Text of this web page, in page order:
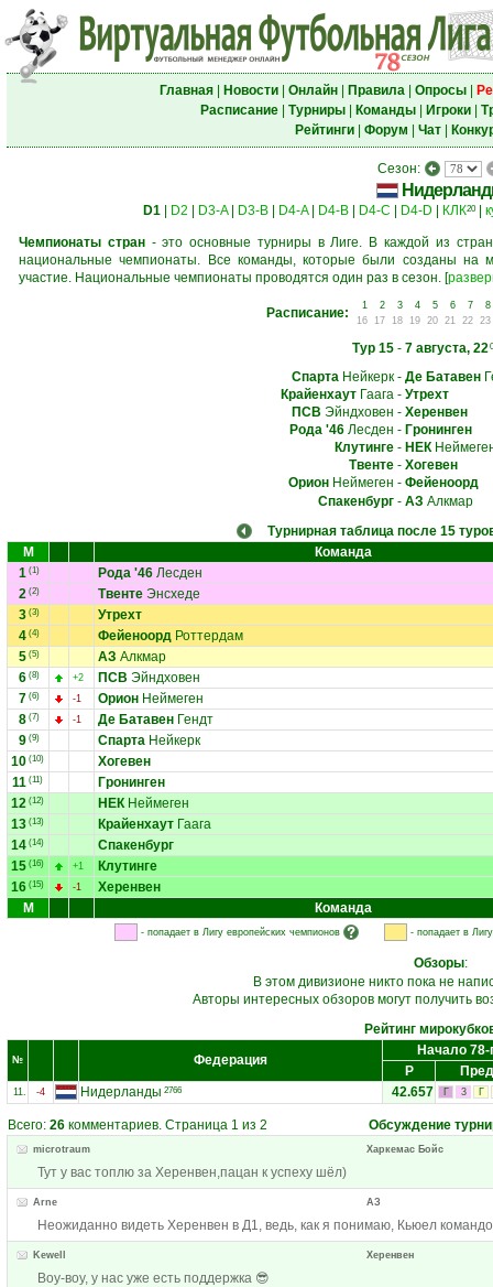
Главная| Новости| Онлайн| Правила| Опросы|
Расписание| Турниры| Команды| Игроки|
Рейтинги| Форум Чат|
Сезон:
D1| D2 D3-A| D3-B| D4-A| D4-B| D4-C D4-D КЛК20|
Чемпионаты стран- это основные турниры в Лиге. В каждой из
национальные чемпионаты. Все команды, которые были созданы на
участие. Национальные чемпионаты проводятся один раз в сезон. [
Расписание: 1 2 3 4 5 6 7
8
16
17 18 19 20 21 22 23
Тур 15- 7 августа, 22
СпартаНейкерк- Де Батавен
КрайенхаутГаага- Утрехт
ПСВ Эйндховен - Херенвен
Рода '46Лесден - Гронинген
Клутинге- НЕК
Твенте- Хогевен
ОрионНеймеген - Фейеноорд
Спакенбург- АЗ Алкмар
Турнирная таблица после 15
М
Команда
1 (1) Рода '46 Лесден
2 (2) Твенте Энсхеде
3 (3)
Утрехт
4 (4) Фейеноорд Роттердам
5 (5) АЗ Алкмар
6 (8) +2 ПСВ Эйндховен
7 (6) -1 Орион Неймеген
8 (7) -1 Де Батавен Гендт
9 (9) Спарта Нейкерк
10 (10)
Хогевен
11 (11)
Гронинген
12 (12) НЕК Неймеген
13 (13) Крайенхаут Гаага
14 (14)
Спакенбург
15 (16) +1
Клутинге
16 (15) -1
Херенвен
М
Команда
- попадает в Лигу европейских чемпионов - попадает в
Обзоры:
В этом дивизионе никто пока не
Авторы интересных обзоров могут получить
Рейтинг
№ Федерация
Начало 78-
Р
11. -4 Нидерланды 2766 42.657 Г 3 Г
Всего: 26 комментариев. Страница 1 из 2 Обсуждение
microtraum Харкемас Бойс
Тут у вас топлю за Херенвен,пацан к успеху шёл)
Arne АЗ
Неожиданно видеть Херенвен в Д1, ведь, как я понимаю, Кьюел
Kewell Херенвен
Воу-воу, у нас уже есть поддержка 😎